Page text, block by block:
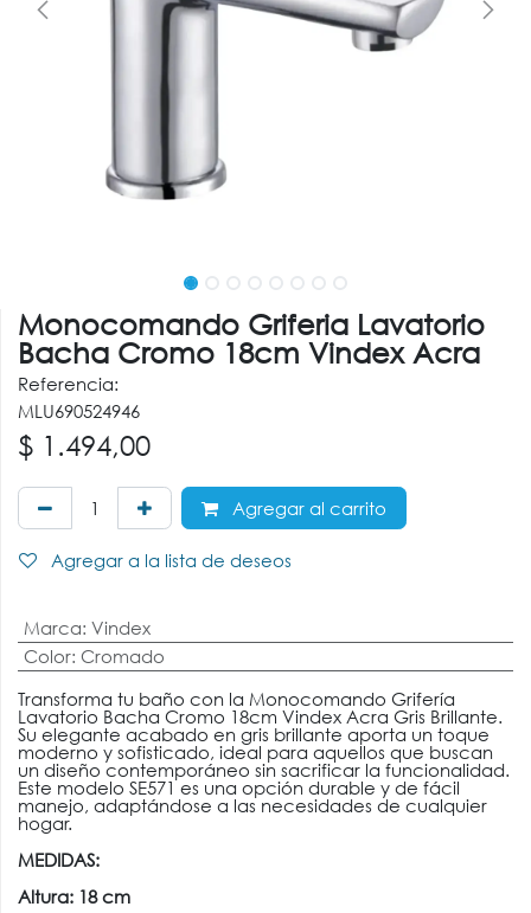
Monocomando Griferia Lavatorio
Bacha Cromo 18cm Vindex Acra
Referencia:
MLU690524946
$ 1.494,00
Agregar al carrito
Agregar a la lista de deseos
Marca: Vindex
Color: Cromado
Transforma tu baño con la Monocomando Grifería
Lavatorio Bacha Cromo 18cm Vindex Acra Gris Brillante.
Su elegante acabado en gris brillante aporta un toque
moderno y sofisticado, ideal para aquellos que buscan
un diseño contemporáneo sin sacrificar la funcionalidad.
Este modelo SE571 es una opción durable y de fácil
manejo, adaptándose a las necesidades de cualquier
hogar.
MEDIDAS:
Altura: 18 cm